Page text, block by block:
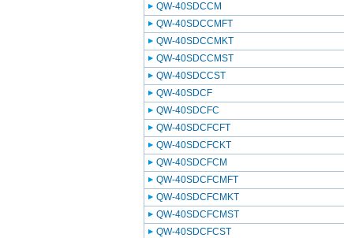
QW-40SDCCM
QW-40SDCCMFT
QW-40SDCCMKT
QW-40SDCCMST
QW-40SDCCST
QW-40SDCF
QW-40SDCFC
QW-40SDCFCFT
QW-40SDCFCKT
QW-40SDCFCM
QW-40SDCFCMFT
QW-40SDCFCMKT
QW-40SDCFCMST
QW-40SDCFCST